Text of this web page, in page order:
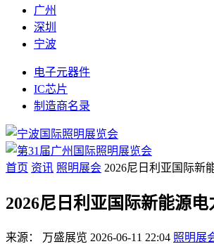
广州
深圳
宁波
电子元器件
IC芯片
制造商名录
首页 资讯 照明展会 2026尼日利亚国际新
2026尼日利亚国际新能源
来源： 万盛展览 2026-06-11 22:04 照明展